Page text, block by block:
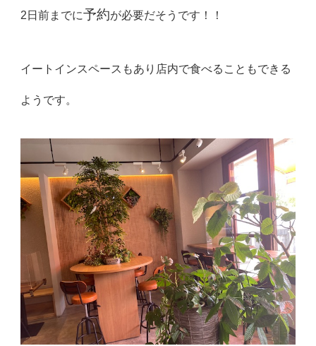
2日前までに予約が必要だそうです！！
イートインスペースもあり店内で食べることもできる
ようです。